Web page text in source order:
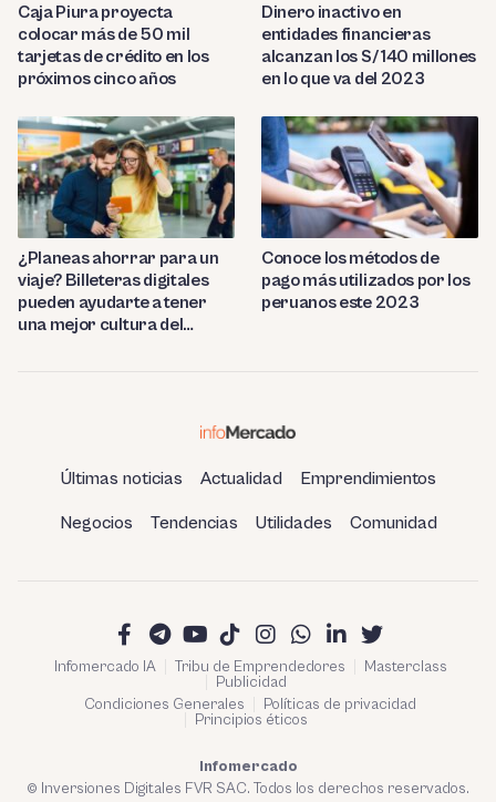
Caja Piura proyecta
colocar más de 50 mil
tarjetas de crédito en los
próximos cinco años
Dinero inactivo en
entidades financieras
alcanzan los S/ 140 millones
en lo que va del 2023
¿Planeas ahorrar para un
viaje? Billeteras digitales
pueden ayudarte a tener
una mejor cultura del
Conoce los métodos de
pago más utilizados por los
peruanos este 2023
Últimas noticias Actualidad Emprendimientos
Negocios Tendencias Utilidades Comunidad
Infomercado IA Tribu de Emprendedores
Masterclass
Publicidad
Condiciones Generales
Políticas de privacidad
Principios éticos
Infomercado
© Inversiones Digitales FVR SAC. Todos los derechos reservados.